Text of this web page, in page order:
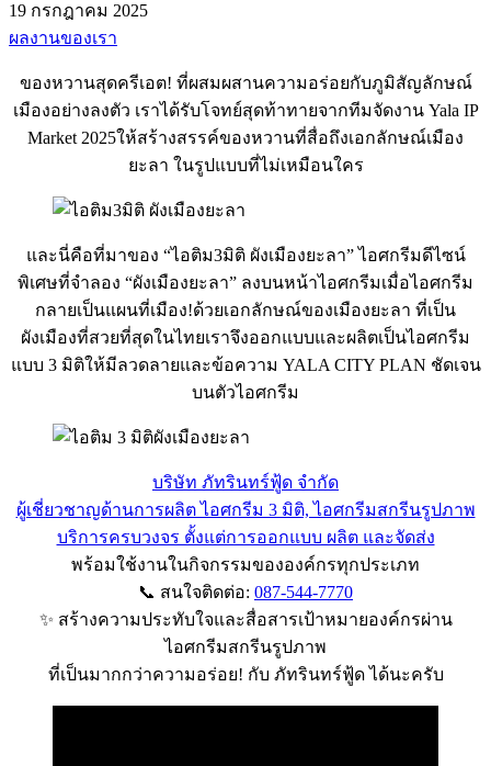
19 กรกฎาคม 2025
ผลงานของเรา
ของหวานสุดครีเอต! ที่ผสมผสานความอร่อยกับภูมิสัญลักษณ์
เมืองอย่างลงตัว เราได้รับโจทย์สุดท้าทายจากทีมจัดงาน Yala IP
Market 2025ให้สร้างสรรค์ของหวานที่สื่อถึงเอกลักษณ์เมือง
ยะลา ในรูปแบบที่ไม่เหมือนใคร
และนี่คือที่มาของ “ไอติม3มิติ ผังเมืองยะลา” ไอศกรีมดีไซน์
พิเศษที่จำลอง “ผังเมืองยะลา” ลงบนหน้าไอศกรีมเมื่อไอศกรีม
กลายเป็นแผนที่เมือง!ด้วยเอกลักษณ์ของเมืองยะลา ที่เป็น
ผังเมืองที่สวยที่สุดในไทยเราจึงออกแบบและผลิตเป็นไอศกรีม
แบบ 3 มิติให้มีลวดลายและข้อความ YALA CITY PLAN ชัดเจน
บนตัวไอศกรีม
บริษัท ภัทรินทร์ฟู้ด จำกัด
ผู้เชี่ยวชาญด้านการผลิต ไอศกรีม 3 มิติ, ไอศกรีมสกรีนรูปภาพ
บริการครบวงจร ตั้งแต่การออกแบบ ผลิต และจัดส่ง
พร้อมใช้งานในกิจกรรมขององค์กรทุกประเภท
📞 สนใจติดต่อ: 087-544-7770
✨ สร้างความประทับใจและสื่อสารเป้าหมายองค์กรผ่าน
ไอศกรีมสกรีนรูปภาพ
ที่เป็นมากกว่าความอร่อย! กับ ภัทรินทร์ฟู้ด ได้นะครับ